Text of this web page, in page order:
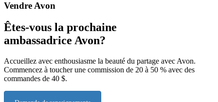
Vendre Avon
Êtes-vous la prochaine
ambassadrice Avon?
Accueillez avec enthousiasme la beauté du partage avec Avon.
Commencez à toucher une commission de 20 à 50 % avec des
commandes de 40 $.